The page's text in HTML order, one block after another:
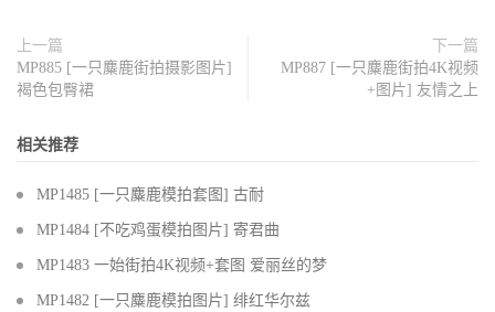
上一篇
MP885 [一只麋鹿街拍摄影图片]
褐色包臀裙
下一篇
MP887 [一只麋鹿街拍4K视频
+图片] 友情之上
相关推荐
MP1485 [一只麋鹿模拍套图] 古耐
MP1484 [不吃鸡蛋模拍图片] 寄君曲
MP1483 一始街拍4K视频+套图 爱丽丝的梦
MP1482 [一只麋鹿模拍图片] 绯红华尔兹